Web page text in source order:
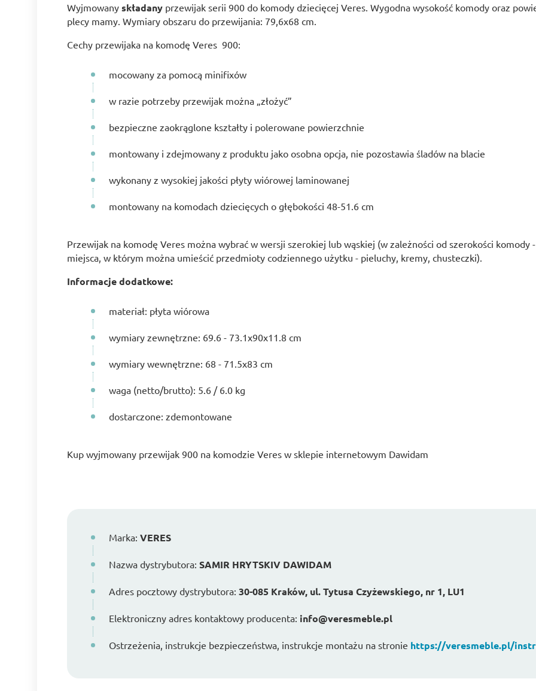
Wyjmowany składany przewijak serii 900 do komody dziecięcej Veres. Wygodna wysokość komody oraz
plecy mamy. Wymiary obszaru do przewijania: 79,6x68 cm.
Cechy przewijaka na komodę Veres 900:
mocowany za pomocą minifixów
w razie potrzeby przewijak można „złożyć”
bezpieczne zaokrąglone kształty i polerowane powierzchnie
montowany i zdejmowany z produktu jako osobna opcja, nie pozostawia śladów na blacie
wykonany z wysokiej jakości płyty wiórowej laminowanej
montowany na komodach dziecięcych o głębokości 48-51.6 cm
Przewijak na komodę Veres można wybrać w wersji szerokiej lub wąskiej (w zależności od szerokości komody
miejsca, w którym można umieścić przedmioty codziennego użytku - pieluchy, kremy, chusteczki).
Informacje dodatkowe:
materiał: płyta wiórowa
wymiary zewnętrzne: 69.6 - 73.1х90х11.8 cm
wymiary wewnętrzne: 68 - 71.5х83 cm
waga (netto/brutto): 5.6 / 6.0 kg
dostarczone: zdemontowane
Kup wyjmowany przewijak 900 na komodzie Veres w sklepie internetowym Dawidam
Marka: VERES
Nazwa dystrybutora: SAMIR HRYTSKIV DAWIDAM
Adres pocztowy dystrybutora: 30-085 Kraków, ul. Tytusa Czyżewskiego, nr 1, LU1
Elektroniczny adres kontaktowy producenta: info@veresmeble.pl
Ostrzeżenia, instrukcje bezpieczeństwa, instrukcje montażu na stronie https://veresmeble.pl/